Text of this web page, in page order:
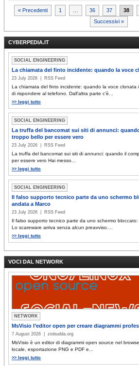
Paginazione
articoli
« Precedenti 1 36 37 38
Successivi »
CYBERPEDIA.IT
SOCIAL ENGINEERING
La chiamata del finto incidente: quando la voce
23 July 2026 | RSS Feed
La chiamata del finto incidente: quando la voce clonata
di rispondere al telefono. Dall'altra parte c'è...
>> leggi tutto
SOCIAL ENGINEERING
La truffa del bancomat sui siti di annunci:
troppo bello per essere vero
23 July 2026 | RSS Feed
La truffa del bancomat sui siti di annunci: quando il
per essere vero Hai messo...
>> leggi tutto
SOCIAL ENGINEERING
Il falso supporto tecnico parte da uno schermo
andata a Marco
23 July 2026 | RSS Feed
Il falso supporto tecnico parte da uno schermo
Lo scareware arriva senza alcun preavviso....
>> leggi tutto
VOCI DAL NETWORK
NETWORK
MsVisio l’editor open per creare diagrammi
7 August 2026 | ziobudda.org
MsVisio è un editor di diagrammi open source nel
locale, esportazione PNG e PDF e...
>> leggi tutto